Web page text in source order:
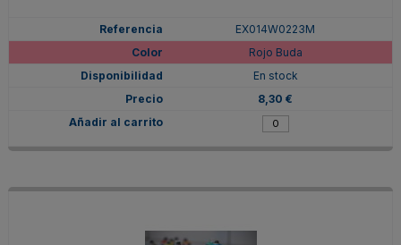
EX014W0223M
Rojo Buda
En stock
8,30 €